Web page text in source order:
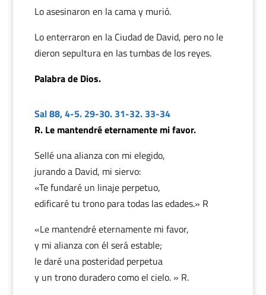
Lo asesinaron en la cama y murió.
Lo enterraron en la Ciudad de David, pero no le
dieron sepultura en las tumbas de los reyes.
Palabra de Dios.
Sal 88, 4-5. 29-30. 31-32. 33-34
R. Le mantendré eternamente mi favor.
Sellé una alianza con mi elegido,
jurando a David, mi siervo:
«Te fundaré un linaje perpetuo,
edificaré tu trono para todas las edades.» R
«Le mantendré eternamente mi favor,
y mi alianza con él será estable;
le daré una posteridad perpetua
y un trono duradero como el cielo. » R.